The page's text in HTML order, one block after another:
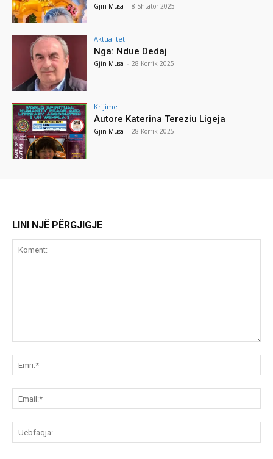
Gjin Musa - 8 Shtator 2025
Aktualitet
Nga: Ndue Dedaj
Gjin Musa - 28 Korrik 2025
Krijime
Autore Katerina Tereziu Ligeja
Gjin Musa - 28 Korrik 2025
LINI NJË PËRGJIGJE